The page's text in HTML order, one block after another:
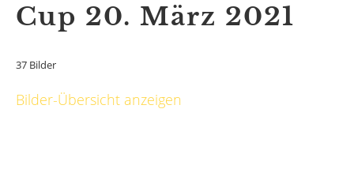
Cup 20. März 2021
37 Bilder
Bilder-Übersicht anzeigen